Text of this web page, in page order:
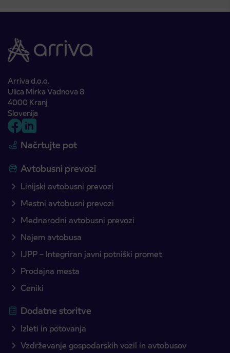
Arriva d.o.o.
Ulica Mirka Vadnova 8
4000 Kranj
Slovenija
Načrtujte pot
Avtobusni prevozi
Linijski avtobusni prevozi
Mestni avtobusni prevozi
Mednarodni avtobusni prevozi
Najem avtobusa
IJPP – Integriran javni potniški promet
Prodajna mesta
Ceniki
Dodatne storitve
Izleti in potovanja
Vzdrževanje gospodarskih vozil in avtobusov